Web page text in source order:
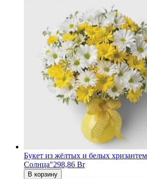
Букет из жёлтых и белых
Солнца"298,86 Br
В корзину